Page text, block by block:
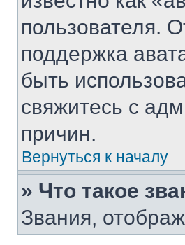
пользователя.
поддержка
быть
свяжитесь с
причин.
Вернуться к началу
» Что такое
Звания,